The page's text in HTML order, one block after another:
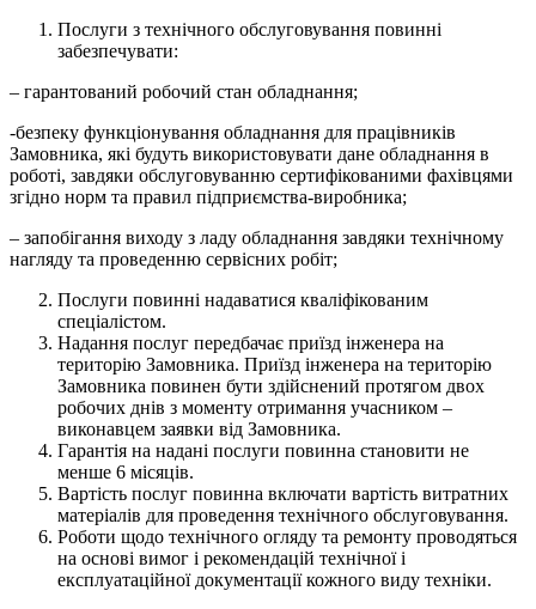
Послуги з технічного обслуговування повинні
забезпечувати:
– гарантований робочий стан обладнання;
-безпеку функціонування обладнання для працівників
Замовника, які будуть використовувати дане обладнання в
роботі, завдяки обслуговуванню сертифікованими фахівцями
згідно норм та правил підприємства-виробника;
– запобігання виходу з ладу обладнання завдяки технічному
нагляду та проведенню сервісних робіт;
Послуги повинні надаватися кваліфікованим
спеціалістом.
Надання послуг передбачає приїзд інженера на
територію Замовника. Приїзд інженера на територію
Замовника повинен бути здійснений протягом двох
робочих днів з моменту отримання учасником –
виконавцем заявки від Замовника.
Гарантія на надані послуги повинна становити не
менше 6 місяців.
Вартість послуг повинна включати вартість витратних
матеріалів для проведення технічного обслуговування.
Роботи щодо технічного огляду та ремонту проводяться
на основі вимог і рекомендацій технічної і
експлуатаційної документації кожного виду техніки.